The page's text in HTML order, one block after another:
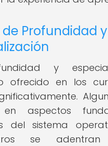
de Profundidad y
y
ofrecido en los
en aspectos
del sistema
se